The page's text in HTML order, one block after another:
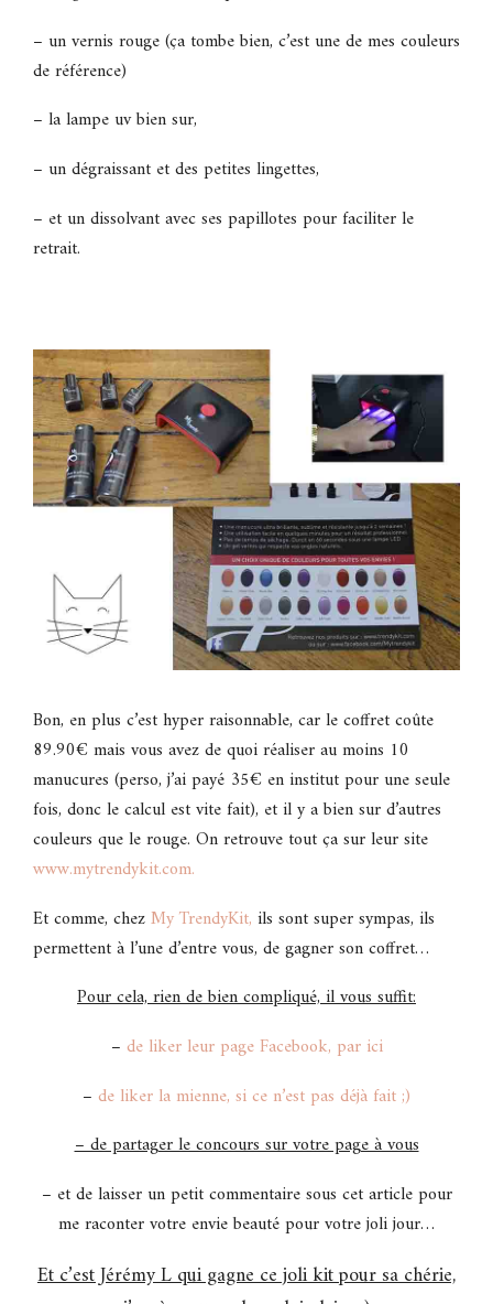
– un vernis rouge (ça tombe bien, c’est une de mes couleurs
de référence)
– la lampe uv bien sur,
– un dégraissant et des petites lingettes,
– et un dissolvant avec ses papillotes pour faciliter le
retrait.
Bon, en plus c’est hyper raisonnable, car le coffret coûte
89.90€ mais vous avez de quoi réaliser au moins 10
manucures (perso, j’ai payé 35€ en institut pour une seule
fois, donc le calcul est vite fait), et il y a bien sur d’autres
couleurs que le rouge. On retrouve tout ça sur leur site
www.mytrendykit.com.
Et comme, chezMy TrendyKit, ils sont super sympas, ils
permettent à l’une d’entre vous, de gagner son coffret…
Pour cela, rien de bien compliqué, il vous suffit:
– de liker leur page Facebook, par ici
– de liker la mienne, si ce n’est pas déjà fait ;)
– de partager le concours sur votre page à vous
– et de laisser un petit commentaire sous cet article pour
me raconter votre envie beauté pour votre joli jour…
Et c’est Jérémy L qui gagne ce joli kit pour sa chérie,